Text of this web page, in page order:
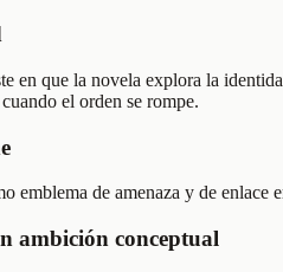
en que la novela explora la
el orden se rompe.
emblema de amenaza y de
ambición conceptual